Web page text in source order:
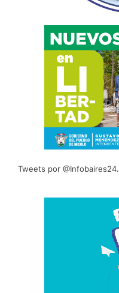
Tweets por @Infobaires24.